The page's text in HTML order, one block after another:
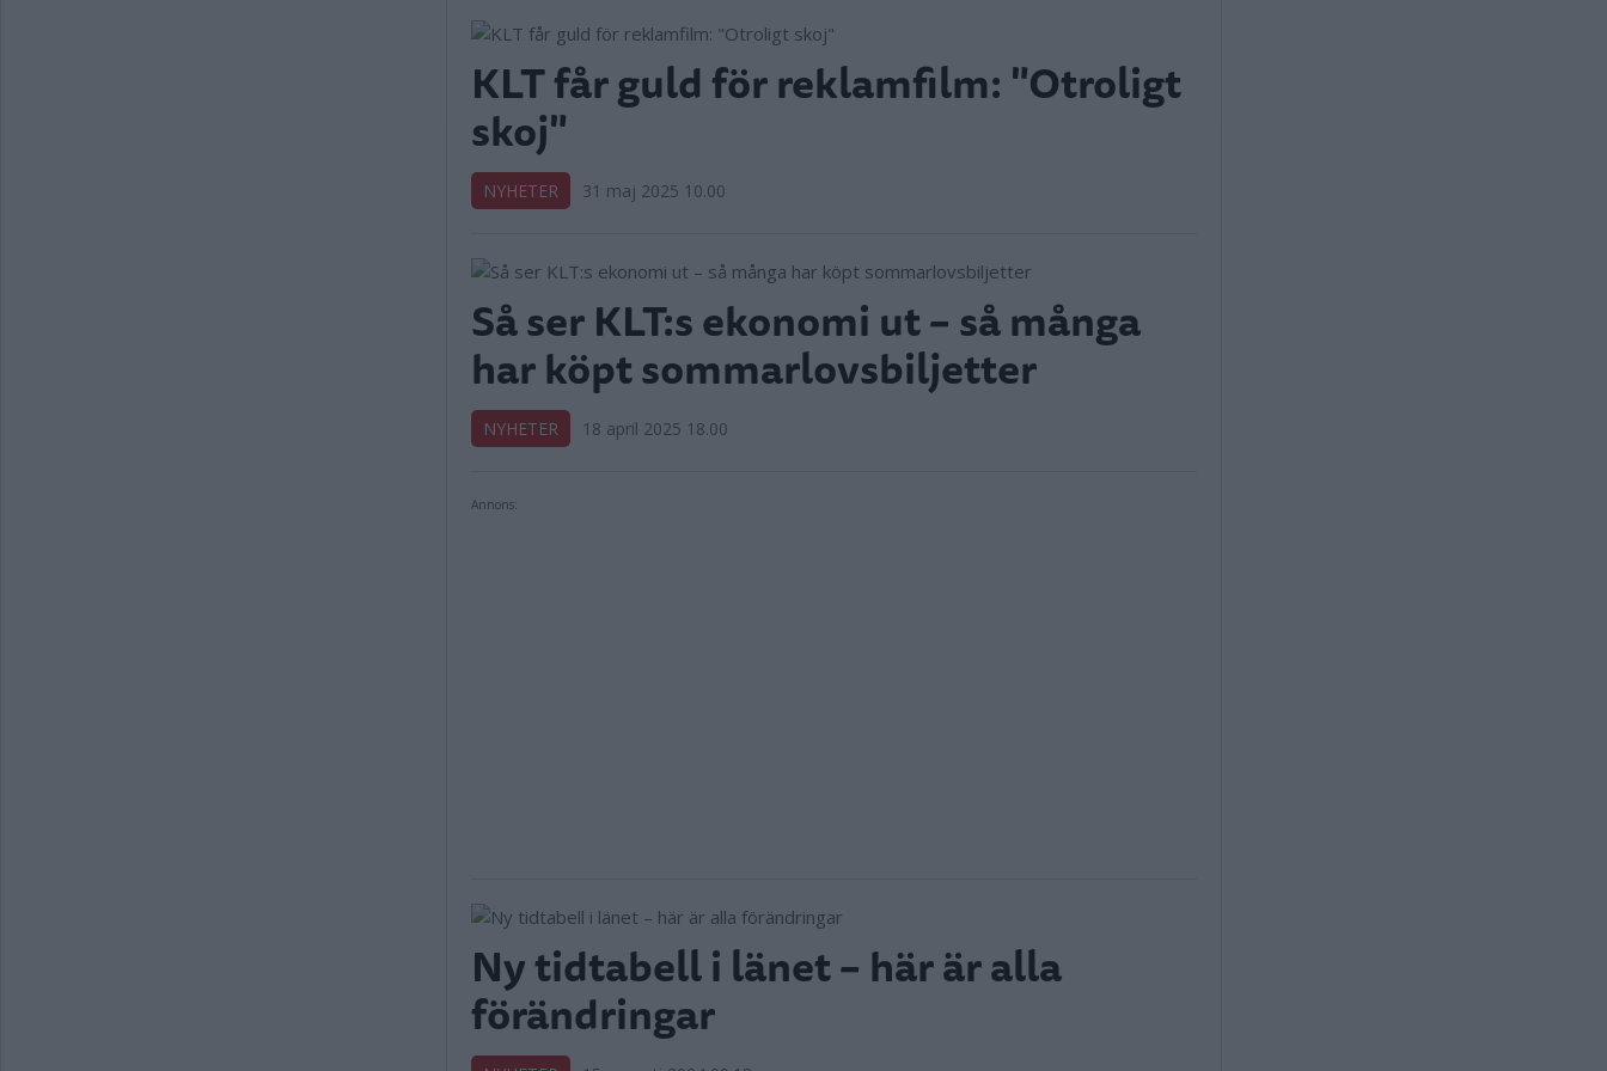
KLT får guld för reklamfilm: "Otroligt
skoj"
NYHETER 31 maj 2025 10.00
Så ser KLT:s ekonomi ut – så många
har köpt sommarlovsbiljetter
NYHETER 18 april 2025 18.00
Annons:
Ny tidtabell i länet – här är alla
förändringar